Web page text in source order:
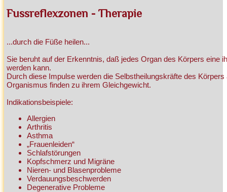
Fussreflexzonen - Therapie
...durch die Füße heilen...
Sie beruht auf der Erkenntnis, daß jedes Organ des Körpers
werden kann.
Durch diese Impulse werden die Selbstheilungskräfte des
Organismus finden zu ihrem Gleichgewicht.
Indikationsbeispiele:
Allergien
Arthritis
Asthma
„Frauenleiden“
Schlafstörungen
Kopfschmerz und Migräne
Nieren- und Blasenprobleme
Verdauungsbeschwerden
Degenerative Probleme